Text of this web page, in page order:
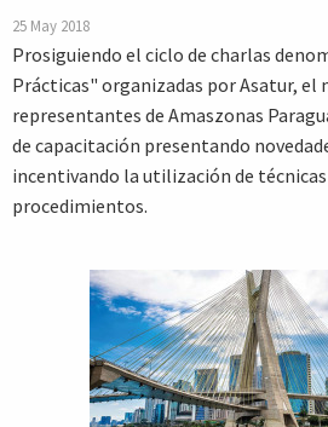
25 May 2018
Prosiguiendo el ciclo de charlas
Prácticas" organizadas por Asatur, el
representantes de Amaszonas
de capacitación presentando
incentivando la utilización de
procedimientos.